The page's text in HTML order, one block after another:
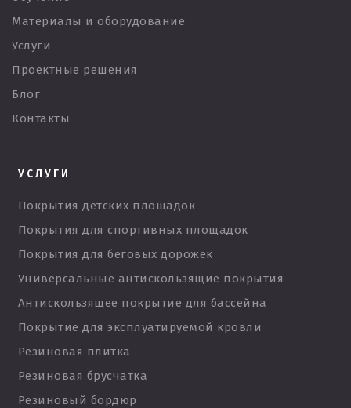
Материалы и оборудование
Услуги
Проектные решения
Блог
Контакты
УСЛУГИ
Покрытия детских площадок
Покрытия для спортивных площадок
Покрытия для беговых дорожек
Универсальные антискользящие покрытия
Антискользящее покрытие для бассейна
Покрытие для эксплуатируемой кровли
Резиновая плитка
Резиновая брусчатка
Резиновый бордюр